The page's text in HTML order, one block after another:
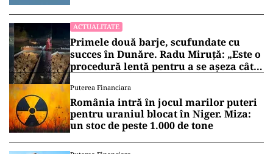
ACTUALITATE
Primele două barje, scufundate cu
succes în Dunăre. Radu Miruță: „Este o
procedură lentă pentru a se așeza cât
Puterea Financiara
România intră în jocul marilor puteri
pentru uraniul blocat în Niger. Miza:
un stoc de peste 1.000 de tone